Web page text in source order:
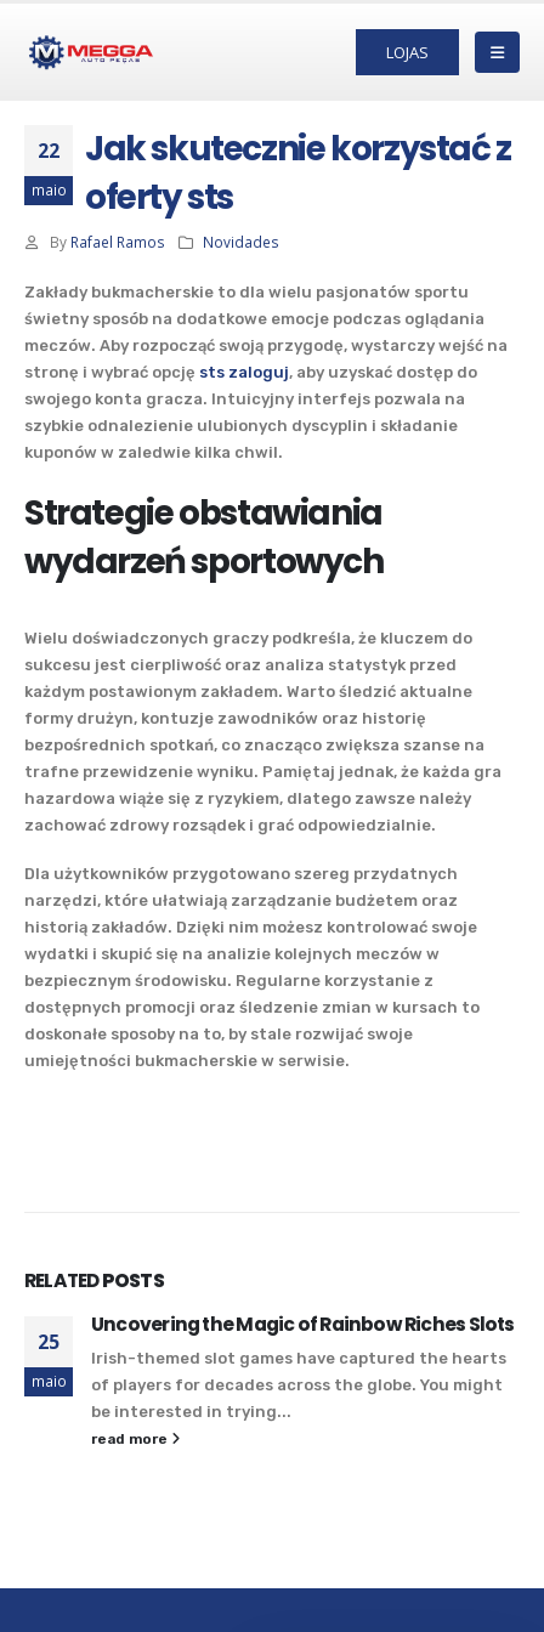
LOJAS
22
maio
Jak skutecznie korzystać z
oferty sts
By Rafael Ramos Novidades
Zakłady bukmacherskie to dla wielu pasjonatów sportu
świetny sposób na dodatkowe emocje podczas oglądania
meczów. Aby rozpocząć swoją przygodę, wystarczy wejść na
stronę i wybrać opcję sts zaloguj, aby uzyskać dostęp do
swojego konta gracza. Intuicyjny interfejs pozwala na
szybkie odnalezienie ulubionych dyscyplin i składanie
kuponów w zaledwie kilka chwil.
Strategie obstawiania
wydarzeń sportowych
Wielu doświadczonych graczy podkreśla, że kluczem do
sukcesu jest cierpliwość oraz analiza statystyk przed
każdym postawionym zakładem. Warto śledzić aktualne
formy drużyn, kontuzje zawodników oraz historię
bezpośrednich spotkań, co znacząco zwiększa szanse na
trafne przewidzenie wyniku. Pamiętaj jednak, że każda gra
hazardowa wiąże się z ryzykiem, dlatego zawsze należy
zachować zdrowy rozsądek i grać odpowiedzialnie.
Dla użytkowników przygotowano szereg przydatnych
narzędzi, które ułatwiają zarządzanie budżetem oraz
historią zakładów. Dzięki nim możesz kontrolować swoje
wydatki i skupić się na analizie kolejnych meczów w
bezpiecznym środowisku. Regularne korzystanie z
dostępnych promocji oraz śledzenie zmian w kursach to
doskonałe sposoby na to, by stale rozwijać swoje
umiejętności bukmacherskie w serwisie.
RELATEDPOSTS
25
maio
Uncovering the Magic of Rainbow Riches Slots
Irish-themed slot games have captured the hearts
of players for decades across the globe. You might
be interested in trying...
read more